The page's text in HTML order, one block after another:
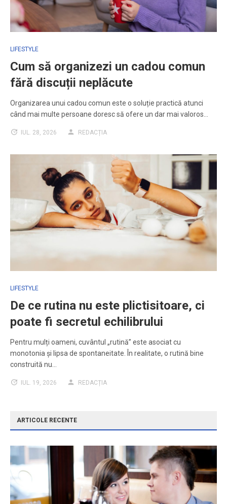
LIFESTYLE
Cum să organizezi un cadou comun
fără discuții neplăcute
Organizarea unui cadou comun este o soluție practică atunci
când mai multe persoane doresc să ofere un dar mai valoros…
IUL. 28, 2026 REDACȚIA
LIFESTYLE
De ce rutina nu este plictisitoare, ci
poate fi secretul echilibrului
Pentru mulți oameni, cuvântul „rutină” este asociat cu
monotonia și lipsa de spontaneitate. În realitate, o rutină bine
construită nu…
IUL. 19, 2026 REDACȚIA
ARTICOLE RECENTE